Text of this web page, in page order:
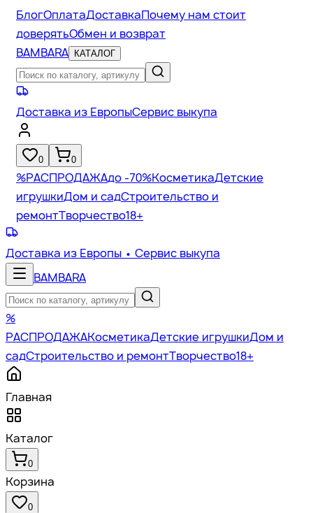
БлогОплатаДоставкаПочему нам стоит
доверятьОбмен и возврат
BAMBARA
КАТАЛОГ
Доставка из ЕвропыСервис выкупа
0 0
%РАСПРОДАЖАдо -70%КосметикаДетские
игрушкиДом и садСтроительство и
ремонтТворчество18+
Доставка из Европы • Сервис выкупа
BAMBARA
%
РАСПРОДАЖАКосметикаДетские игрушкиДом и
садСтроительство и ремонтТворчество18+
Главная
Каталог
0
Корзина
0